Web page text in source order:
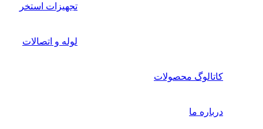
تجهیزات استخر
لوله و اتصالات
کاتالوگ محصولات
درباره ما